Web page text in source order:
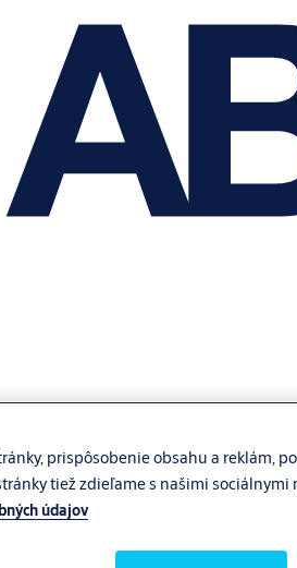
prispôsobenie obsahu a reklám,
tiež zdieľame s našimi sociálnymi
údajov